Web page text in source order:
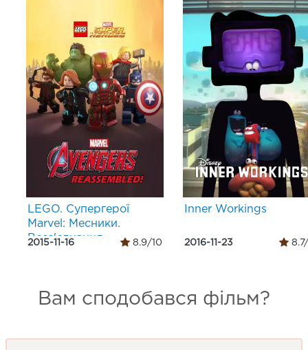
LEGO. Супергерої
Marvel: Месники.
Возз'єднання
2015-11-16 8.9/10
Inner Workings
2016-11-23
Вам сподобався фільм?